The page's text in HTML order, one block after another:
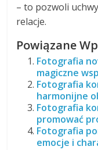
– to pozwoli
relacje.
Powiązane
Fotografia
magiczne
Fotografia
harmonijne
Fotografia
promować
Fotografia
emocje i